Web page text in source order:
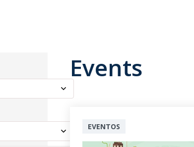
Events
EVENTOS